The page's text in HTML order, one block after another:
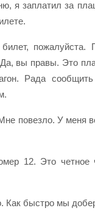
я заплатил за
пожалуйста.
вы правы. Это
Рада
повезло. У меня
12. Это четное
Как быстро мы